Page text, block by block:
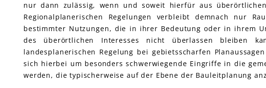
nur dann zulässig, wenn und soweit hierfür aus
Regionalplanerischen Regelungen verbleibt demnach nur
bestimmter Nutzungen, die in ihrer Bedeutung oder in ihrem
des überörtlichen Interesses nicht überlassen bleiben
landesplanerischen Regelung bei gebietsscharfen
sich hierbei um besonders schwerwiegende Eingriffe in die
werden, die typischerweise auf der Ebene der Bauleitplanung